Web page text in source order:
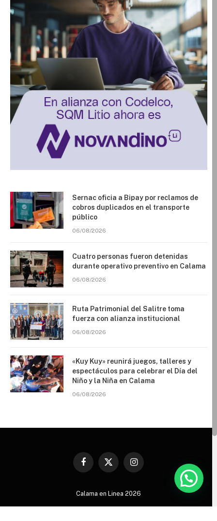
Sernac oficia a Bipay por reclamos de
cobros duplicados en el transporte
público
06/08/2026
Cuatro personas fueron detenidas
durante operativo preventivo en Calama
06/08/2026
Ruta Patrimonial del Salitre toma
fuerza con alianza institucional
06/08/2026
«Kuy Kuy» reunirá juegos, talleres y
espectáculos para celebrar el Día del
Niño y la Niña en Calama
06/08/2026
Facebook
X
Instagram
Calama en Linea 2026